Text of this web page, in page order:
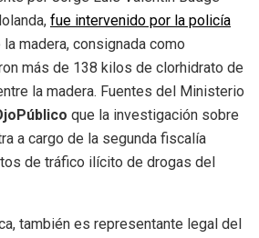
fue intervenido por la policía
la madera, consignada como
más de 138 kilos de clorhidrato de
la madera. Fuentes del Ministerio
que la investigación sobre
a cargo de la segunda fiscalía
de tráfico ilícito de drogas del
también es representante legal del